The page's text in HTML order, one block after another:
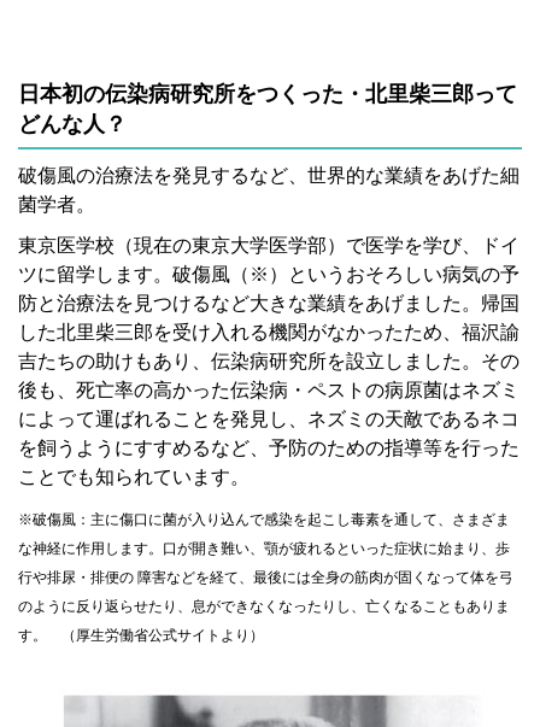
日本初の伝染病研究所をつくった・北里柴三郎って
どんな人？
破傷風の治療法を発見するなど、世界的な業績をあげた細
菌学者。
東京医学校（現在の東京大学医学部）で医学を学び、ドイ
ツに留学します。破傷風（※）というおそろしい病気の予
防と治療法を見つけるなど大きな業績をあげました。帰国
した北里柴三郎を受け入れる機関がなかったため、福沢諭
吉たちの助けもあり、伝染病研究所を設立しました。その
後も、死亡率の高かった伝染病・ペストの病原菌はネズミ
によって運ばれることを発見し、ネズミの天敵であるネコ
を飼うようにすすめるなど、予防のための指導等を行った
ことでも知られています。
※破傷風：主に傷口に菌が入り込んで感染を起こし毒素を通して、さまざま
な神経に作用します。口が開き難い、顎が疲れるといった症状に始まり、歩
行や排尿・排便の 障害などを経て、最後には全身の筋肉が固くなって体を弓
のように反り返らせたり、息ができなくなったりし、亡くなることもありま
す。 （厚生労働省公式サイトより）